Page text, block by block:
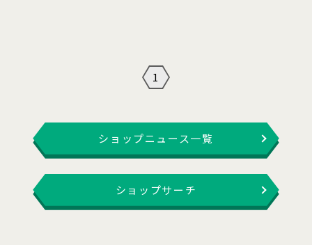
1
ショップニュース一覧
ショップサーチ